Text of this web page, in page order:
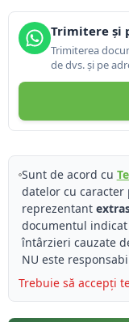
Trimitere și
Trimiterea
de dvs. și pe
Sunt de acord cu
datelor cu
reprezentant
documentul indicat
întârzieri cauzate
NU este
Trebuie să accepți